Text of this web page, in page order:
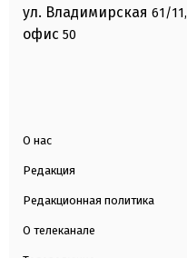
ул. Владимирская 61/11,
офис 50
О нас
Редакция
Редакционная политика
О телеканале